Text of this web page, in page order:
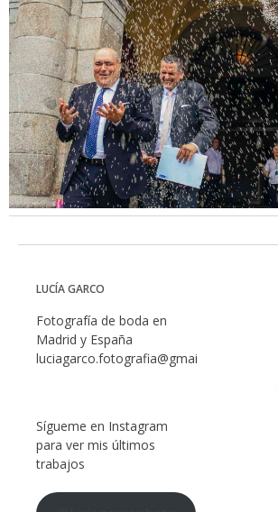
LUCÍA GARCO
Fotografía de boda en
Madrid y España
luciagarco.fotografia@gmail.com
Sígueme en Instagram
para ver mis últimos
trabajos